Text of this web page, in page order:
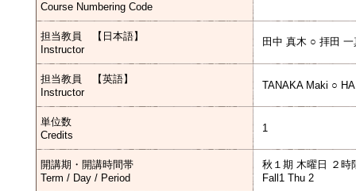
Course Numbering Code
担当教員 【日本語】
Instructor
田中 真木 ○ 拝田 一
担当教員 【英語】
Instructor
TANAKA Maki ○
単位数
Credits
1
開講期・開講時間帯
Term / Day / Period
秋１期 木曜日 ２時
Fall1 Thu 2